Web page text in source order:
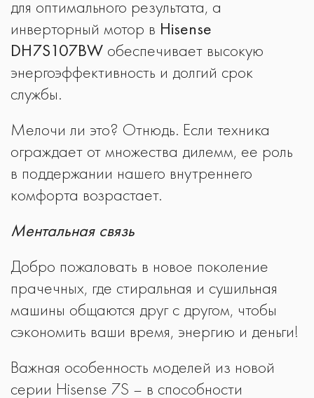
для оптимального результата, а
инверторный мотор в Hisense
DH7S107BW обеспечивает высокую
энергоэффективность и долгий срок
службы.
Мелочи ли это? Отнюдь. Если техника
ограждает от множества дилемм, ее роль
в поддержании нашего внутреннего
комфорта возрастает.
Ментальная связь
Добро пожаловать в новое поколение
прачечных, где стиральная и сушильная
машины общаются друг с другом, чтобы
сэкономить ваши время, энергию и деньги!
Важная особенность моделей из новой
серии Hisense 7S – в способности